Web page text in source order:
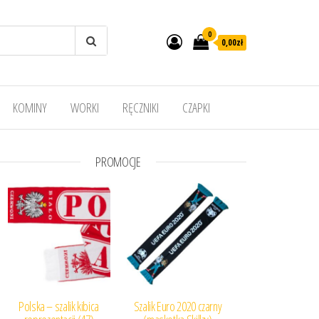
0
0,00zł
KOMINY WORKI RĘCZNIKI CZAPKI
PROMOCJE
Polska – szalik kibica Szalik Euro 2020 czarny